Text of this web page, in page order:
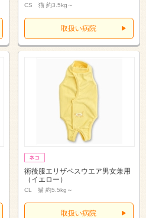
CS 猫 約3.5kg～
取扱い病院
術後服エリザベスウエア男女兼用
（イエロー）
CL 猫 約5.5kg～
取扱い病院